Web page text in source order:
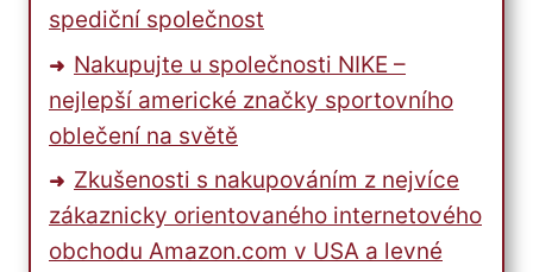
spediční společnost
Nakupujte u společnosti NIKE –
nejlepší americké značky sportovního
oblečení na světě
Zkušenosti s nakupováním z nejvíce
zákaznicky orientovaného internetového
obchodu Amazon.com v USA a levné